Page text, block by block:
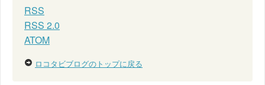
RSS
RSS 2.0
ATOM
ロコタビブログのトップに戻る